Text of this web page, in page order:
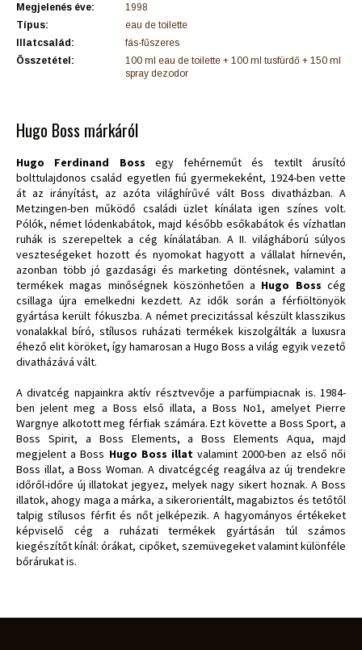
Megjelenés éve:
1998
Típus:
eau de toilette
Illatcsalád:
fás-fűszeres
Összetétel:
100 ml eau de toilette + 100 ml tusfürdő + 150 ml
spray dezodor
Hugo Boss márkáról
Hugo Ferdinand Boss egy fehérneműt és textilt árusító
bolttulajdonos család egyetlen fiú gyermekeként, 1924-ben vette
át az irányítást, az azóta világhírűvé vált Boss divatházban. A
Metzingen-ben működő családi üzlet kínálata igen színes volt.
Pólók, német lódenkabátok, majd később esőkabátok és vízhatlan
ruhák is szerepeltek a cég kínálatában. A II. világháború súlyos
veszteségeket hozott és nyomokat hagyott a vállalat hírnevén,
azonban több jó gazdasági és marketing döntésnek, valamint a
termékek magas minőségnek köszönhetően a Hugo Boss cég
csillaga újra emelkedni kezdett. Az idők során a férfiöltönyök
gyártása került fókuszba. A német precizitással készült klasszikus
vonalakkal bíró, stílusos ruházati termékek kiszolgálták a luxusra
éhező elit köröket, így hamarosan a Hugo Boss a világ egyik vezető
divatházává vált.
A divatcég napjainkra aktív résztvevője a parfümpiacnak is. 1984-
ben jelent meg a Boss első illata, a Boss No1, amelyet Pierre
Wargnye alkotott meg férfiak számára. Ezt követte a Boss Sport, a
Boss Spirit, a Boss Elements, a Boss Elements Aqua, majd
megjelent a Boss Hugo Boss illat valamint 2000-ben az első női
Boss illat, a Boss Woman. A divatcégcég reagálva az új trendekre
időről-időre új illatokat jegyez, melyek nagy sikert hoznak. A Boss
illatok, ahogy maga a márka, a sikerorientált, magabiztos és tetőtől
talpig stílusos férfit és nőt jelképezik. A hagyományos értékeket
képviselő cég a ruházati termékek gyártásán túl számos
kiegészítőt kínál: órákat, cipőket, szemüvegeket valamint különféle
bőrárukat is.